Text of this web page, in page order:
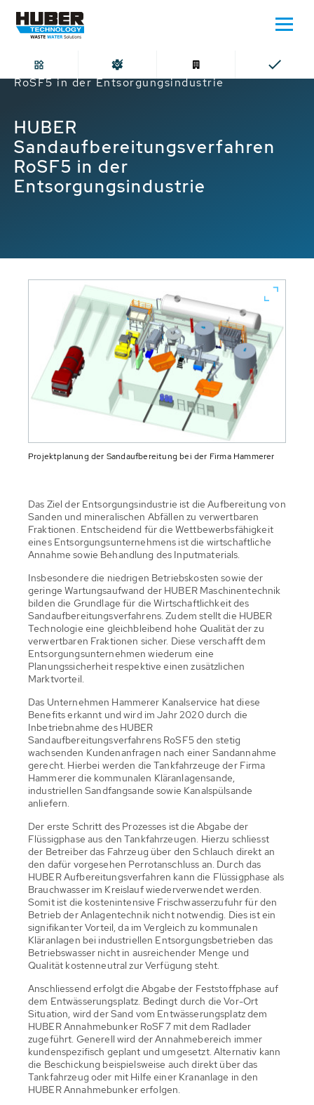
Home
HUBER Sandaufbereitungsverfahren
RoSF5 in der Entsorgungsindustrie
HUBER
Sandaufbereitungsverfahren
RoSF5 in der
Entsorgungsindustrie
Projektplanung der Sandaufbereitung bei der Firma Hammerer
Das Ziel der Entsorgungsindustrie ist die Aufbereitung von
Sanden und mineralischen Abfällen zu verwertbaren
Fraktionen. Entscheidend für die Wettbewerbsfähigkeit
eines Entsorgungsunternehmens ist die wirtschaftliche
Annahme sowie Behandlung des Inputmaterials.
Insbesondere die niedrigen Betriebskosten sowie der
geringe Wartungsaufwand der HUBER Maschinentechnik
bilden die Grundlage für die Wirtschaftlichkeit des
Sandaufbereitungsverfahrens. Zudem stellt die HUBER
Technologie eine gleichbleibend hohe Qualität der zu
verwertbaren Fraktionen sicher. Diese verschafft dem
Entsorgungsunternehmen wiederum eine
Planungssicherheit respektive einen zusätzlichen
Marktvorteil.
Das Unternehmen Hammerer Kanalservice hat diese
Benefits erkannt und wird im Jahr 2020 durch die
Inbetriebnahme des HUBER
Sandaufbereitungsverfahrens RoSF5 den stetig
wachsenden Kundenanfragen nach einer Sandannahme
gerecht. Hierbei werden die Tankfahrzeuge der Firma
Hammerer die kommunalen Kläranlagensande,
industriellen Sandfangsande sowie Kanalspülsande
anliefern.
Der erste Schritt des Prozesses ist die Abgabe der
Flüssigphase aus den Tankfahrzeugen. Hierzu schliesst
der Betreiber das Fahrzeug über den Schlauch direkt an
den dafür vorgesehen Perrotanschluss an. Durch das
HUBER Aufbereitungsverfahren kann die Flüssigphase als
Brauchwasser im Kreislauf wiederverwendet werden.
Somit ist die kostenintensive Frischwasserzufuhr für den
Betrieb der Anlagentechnik nicht notwendig. Dies ist ein
signifikanter Vorteil, da im Vergleich zu kommunalen
Kläranlagen bei industriellen Entsorgungsbetrieben das
Betriebswasser nicht in ausreichender Menge und
Qualität kostenneutral zur Verfügung steht.
Anschliessend erfolgt die Abgabe der Feststoffphase auf
dem Entwässerungsplatz. Bedingt durch die Vor-Ort
Situation, wird der Sand vom Entwässerungsplatz dem
HUBER Annahmebunker RoSF7 mit dem Radlader
zugeführt. Generell wird der Annahmebereich immer
kundenspezifisch geplant und umgesetzt. Alternativ kann
die Beschickung beispielsweise auch direkt über das
Tankfahrzeug oder mit Hilfe einer Krananlage in den
HUBER Annahmebunker erfolgen.